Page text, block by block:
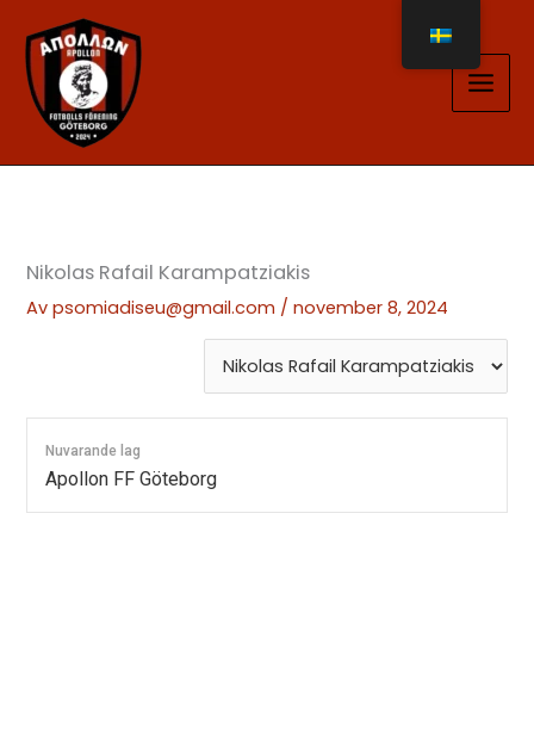
innehåll
Nikolas Rafail Karampatziakis
Avpsomiadiseu@gmail.com /november 8, 2024
Nuvarande lag
Apollon FF Göteborg